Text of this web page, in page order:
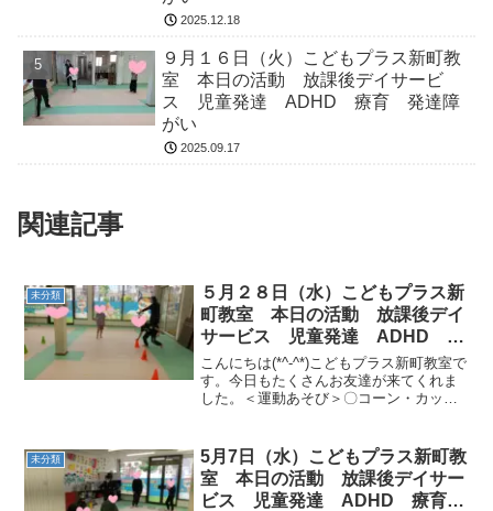
2025.12.18
９月１６日（火）こどもプラス新町教
室 本日の活動 放課後デイサービ
ス 児童発達 ADHD 療育 発達障
がい
2025.09.17
関連記事
未分類
５月２８日（水）こどもプラス新
町教室 本日の活動 放課後デイ
サービス 児童発達 ADHD 療
育 発達障がい
こんにちは(*^-^*)こどもプラス新町教室で
す。今日もたくさんお友達が来てくれま
した。＜運動あそび＞〇コーン・カップ
ック反転ジャンプ→跳び箱2・3段【ポイ
ント着地】...
未分類
5月7日（水）こどもプラス新町教
室 本日の活動 放課後デイサー
ビス 児童発達 ADHD 療育